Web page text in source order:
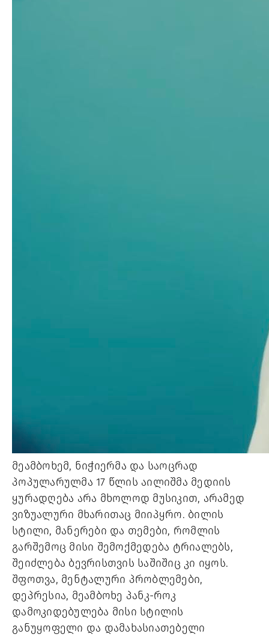
მეამბოხემ, ნიჭიერმა და საოცრად
პოპულარულმა 17 წლის აილიშმა მედიის
ყურადღება არა მხოლოდ მუსიკით, არამედ
ვიზუალური მხარითაც მიიპყრო. ბილის
სტილი, მანერები და თემები, რომლის
გარშემოც მისი შემოქმედება ტრიალებს,
შეიძლება ბევრისთვის საშიშიც კი იყოს.
შფოთვა, მენტალური პრობლემები,
დეპრესია, მეამბოხე პანკ-როკ
დამოკიდებულება მისი სტილის
განუყოფელი და დამახასიათებელი